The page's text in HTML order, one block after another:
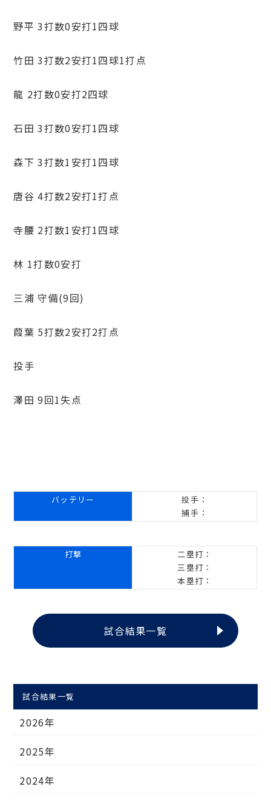
野平 3打数0安打1四球
竹田 3打数2安打1四球1打点
龍 2打数0安打2四球
石田 3打数0安打1四球
森下 3打数1安打1四球
唐谷 4打数2安打1打点
寺腰 2打数1安打1四球
林 1打数0安打
三浦 守備(9回)
葭葉 5打数2安打2打点
投手
澤田 9回1失点
バッテリー
投手：
捕手：
打撃
二塁打：
三塁打：
本塁打：
試合結果一覧
試合結果一覧
2026年
2025年
2024年